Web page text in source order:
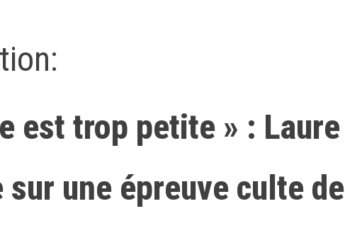
est trop petite » : Laure
une épreuve culte de